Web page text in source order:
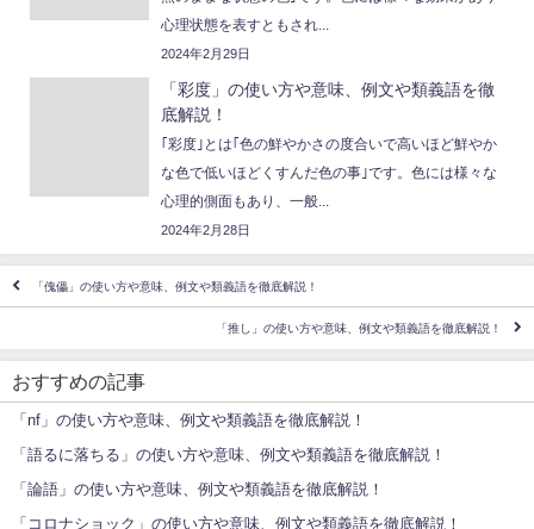
心理状態を表すともされ...
2024年2月29日
「彩度」の使い方や意味、例文や類義語を徹
底解説！
｢彩度｣とは｢色の鮮やかさの度合いで高いほど鮮やか
な色で低いほどくすんだ色の事｣です。色には様々な
心理的側面もあり、一般...
2024年2月28日
「傀儡」の使い方や意味、例文や類義語を徹底解説！
「推し」の使い方や意味、例文や類義語を徹底解説！
おすすめの記事
「nf」の使い方や意味、例文や類義語を徹底解説！
「語るに落ちる」の使い方や意味、例文や類義語を徹底解説！
「論語」の使い方や意味、例文や類義語を徹底解説！
「コロナショック」の使い方や意味、例文や類義語を徹底解説！